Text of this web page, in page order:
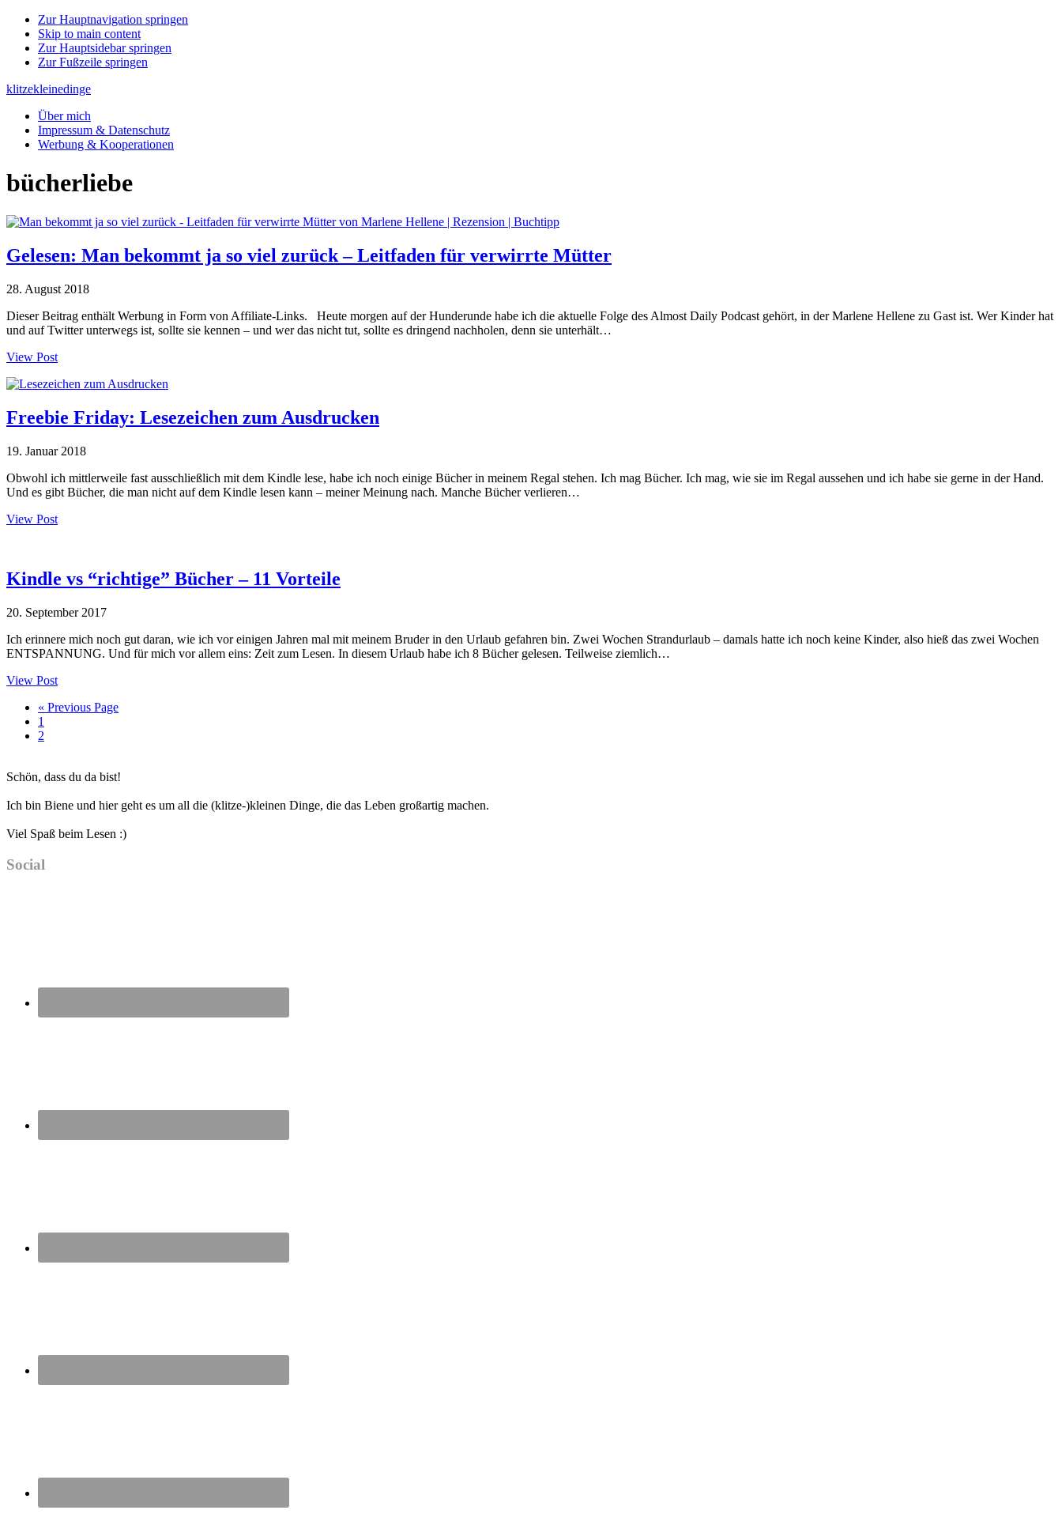
Zur Hauptnavigation springen
Skip to main content
Zur Hauptsidebar springen
Zur Fußzeile springen
klitzekleinedinge
Über mich
Impressum & Datenschutz
Werbung & Kooperationen
bücherliebe
Gelesen: Man bekommt ja so viel zurück – Leitfaden für verwirrte Mütter
28. August 2018
Dieser Beitrag enthält Werbung in Form von Affiliate-Links. Heute morgen auf der Hunderunde habe ich die aktuelle Folge des Almost Daily Podcast gehört, in der Marlene Hellene zu Gast ist. Wer Kinder hat
und auf Twitter unterwegs ist, sollte sie kennen – und wer das nicht tut, sollte es dringend nachholen, denn sie unterhält…
View Post
Freebie Friday: Lesezeichen zum Ausdrucken
19. Januar 2018
Obwohl ich mittlerweile fast ausschließlich mit dem Kindle lese, habe ich noch einige Bücher in meinem Regal stehen. Ich mag Bücher. Ich mag, wie sie im Regal aussehen und ich habe sie gerne in der Hand.
Und es gibt Bücher, die man nicht auf dem Kindle lesen kann – meiner Meinung nach. Manche Bücher verlieren…
View Post
Kindle vs “richtige” Bücher – 11 Vorteile
20. September 2017
Ich erinnere mich noch gut daran, wie ich vor einigen Jahren mal mit meinem Bruder in den Urlaub gefahren bin. Zwei Wochen Strandurlaub – damals hatte ich noch keine Kinder, also hieß das zwei Wochen
ENTSPANNUNG. Und für mich vor allem eins: Zeit zum Lesen. In diesem Urlaub habe ich 8 Bücher gelesen. Teilweise ziemlich…
View Post
« Go
Previous Page
Seite
1
Seite
2
Sidebar
Schön, dass du da bist!
Ich bin Biene und hier geht es um all die (klitze-)kleinen Dinge, die das Leben großartig machen.
Viel Spaß beim Lesen :)
Social